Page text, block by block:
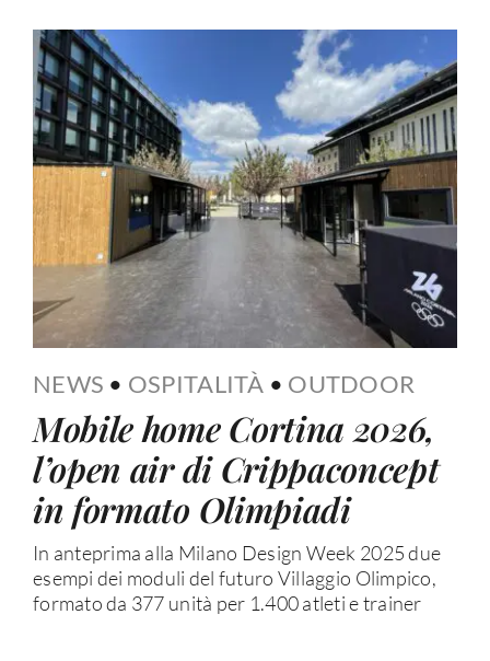
NEWS • OSPITALITÀ • OUTDOOR
Mobile home Cortina 2026,
l’open air di Crippaconcept
in formato Olimpiadi
In anteprima alla Milano Design Week 2025 due
esempi dei moduli del futuro Villaggio Olimpico,
formato da 377 unità per 1.400 atleti e trainer